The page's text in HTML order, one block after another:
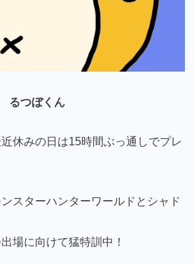
るつぼくん
休みの日は15時間ぶっ通しでプレ
スターハンターワールドとシャド
場に向けて猛特訓中！